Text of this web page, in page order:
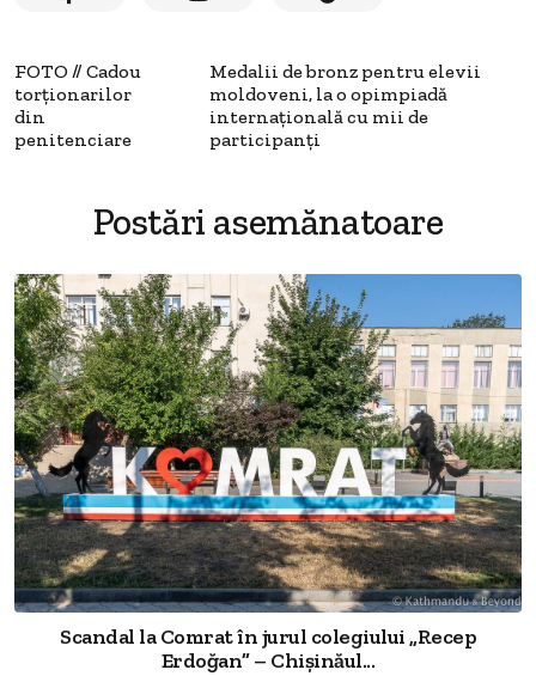
FOTO // Cadou
torționarilor
din
penitenciare
Medalii de bronz pentru elevii
moldoveni, la o opimpiadă
internațională cu mii de
participanți
Postări asemănatoare
Scandal la Comrat în jurul colegiului „Recep
Erdoğan” – Chișinăul...